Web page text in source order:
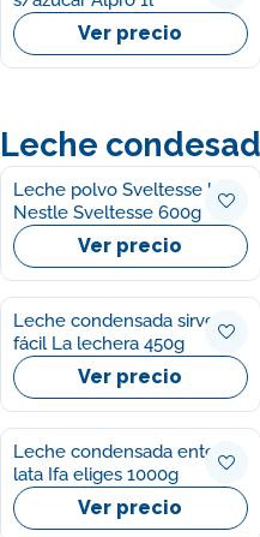
Ver precio
Leche
Leche polvo Sveltesse bio
Nestle Sveltesse 600g
Ver precio
Leche condensada sirve
fácil La lechera 450g
Ver precio
Leche condensada entera
lata Ifa eliges 1000g
Ver precio